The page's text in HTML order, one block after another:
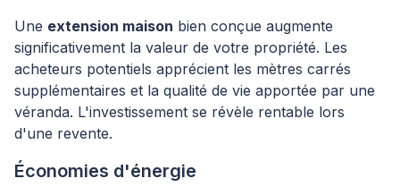
Une extension maison bien conçue augmente
significativement la valeur de votre propriété. Les
acheteurs potentiels apprécient les mètres carrés
supplémentaires et la qualité de vie apportée par une
véranda. L'investissement se révèle rentable lors
d'une revente.
Économies d'énergie